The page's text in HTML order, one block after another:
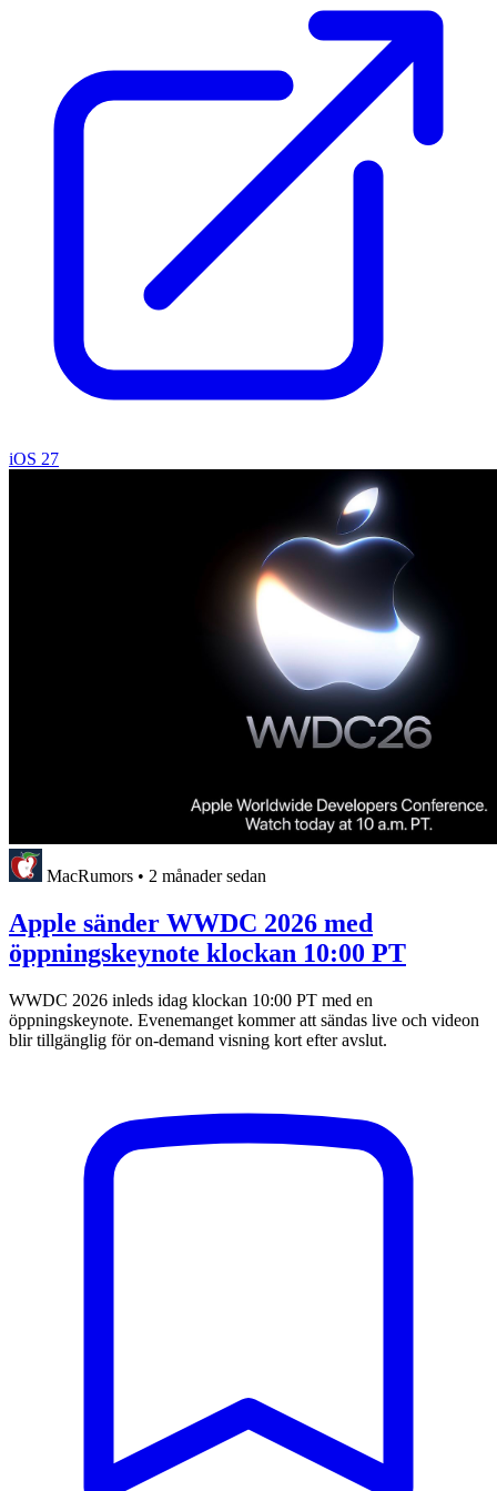
iOS 27
MacRumors • 2 månader sedan
Apple sänder WWDC 2026 med
öppningskeynote klockan 10:00 PT
WWDC 2026 inleds idag klockan 10:00 PT med en
öppningskeynote. Evenemanget kommer att sändas live och videon
blir tillgänglig för on-demand visning kort efter avslut.